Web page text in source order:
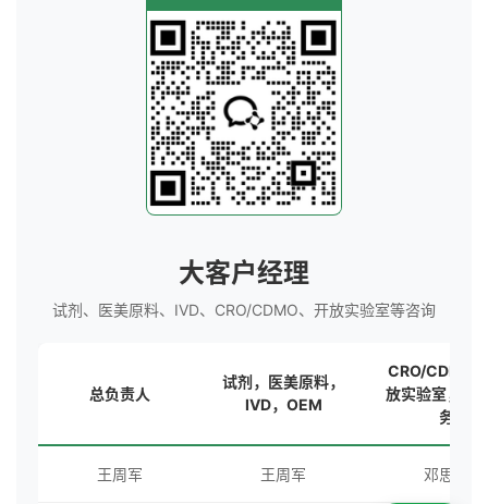
大客户经理
试剂、医美原料、IVD、CRO/CDMO、开放实验室等咨询
总负责人
试剂，医美原料，
IVD，OEM
CRO/CDMO
放实验室，海
务
王周军 王周军 邓思秀